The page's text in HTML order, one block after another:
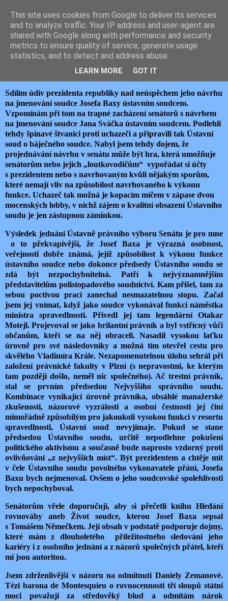
JEMELIK ZDENĚK
pátek 26. května 2023
POČTENÍČKO PRO SENÁTORY
Sdílím údiv prezidenta republiky nad neúspěchem jeho návrhu
na jmenování soudce Josefa Baxy ústavním soudcem.
Vzpomínám při tom na trapné zacházení senátorů s návrhem
na jmenování soudce Jana Sváčka ústavním soudcem. Podlehli
tehdy špinavé štvanici proti uchazeči a připravili tak Ústavní
soud o báječného soudce. Nabyl jsem tehdy dojem, že
projednávání návrhu v senátu může být hra, která umožňuje
senátorům nebo jejich „loutkovodičům“ vypořádat si účty
s prezidentem nebo s navrhovaným kvůli nějakým sporům,
které nemají vliv na způsobilost navrhovaného k výkonu
funkce. Uchazeč tak možná je kopacím míčem v zápase dvou
mocenských lobby, v nichž zájem o kvalitní obsazení Ústavního
soudu je jen zástupnou záminkou.
Výsledek jednání Ústavně právního výboru Senátu je pro mne
o to překvapivější, že Josef Baxa je výrazná osobnost,
veřejnosti dobře známá, jejíž způsobilost k výkonu funkce
ústavního soudce nebo dokonce předsedy Ústavního soudu se
zdá být nezpochybnitelná. Patří k nejvýznamnějším
představitelům polistopadového soudnictví. Kam přišel, tam za
sebou poctivou prací zanechal nesmazatelnou stopu. Začal
jsem jej vnímat, když jako soudce vykonával funkci náměstka
ministra spravedlnosti. Přivedl jej tam legendární Otakar
Motejl. Projevoval se jako brilantní právník a byl vstřícný vůči
občanům, kteří se na něj obraceli. Nasadil vysokou laťku
úrovně pro své následovníky a možná tím otevřel cestu pro
skvělého Vladimíra Krále. Nezapomenutelnou úlohu sehrál při
založení právnické fakulty v Plzni (s nepravostmi, ke kterým
tam později došlo, neměl nic společného). Ač trestní právník,
stal se prvním předsedou Nejvyššího správního soudu.
Kombinace vynikající úrovně právníka, obsáhlé manažerské
zkušenosti, názorové vyzrálosti a osobní čestnosti jej činí
mimořádně způsobilým pro jakoukoli vysokou funkci v resortu
spravedlnosti, Ústavní soud nevyjímaje. Pokud se stane
předsedou Ústavního soudu, určitě nepodlehne pokušení
politického aktivismu a současně bude naprosto vzdorný proti
ovlivňování „z nejvyšších míst“. Být prezidentem a chtěje mít
v čele Ústavního soudu povolného vykonavatele přání, Josefa
Baxu bych nejmenoval. Ovšem o jeho soudcovské spolehlivosti
bych nepochyboval.
Senátorům vřele doporučuji, aby si přečetli knihu Hledání
rovnováhy aneb Život soudce, kterou Josef Baxa sepsal
s Tomášem Němečkem. Její obsah v podstatě podporuje dojmy,
které mám z dlouholetého příležitostného sledování jeho
kariéry i z osobního jednání a z názorů společných přátel, kteří
mi jsou autoritou.
Jsem zdrženlivější v názoru na odmítnutí Daniely Zemanové.
Tézi barona de Montesquieu o rovnocennosti tří sloupů státní
moci považuji za středověký blud a odmítám nárok
This site uses cookies from Google to deliver its services
and to analyze traffic. Your IP address and user-agent are
shared with Google along with performance and security
metrics to ensure quality of service, generate usage
statistics, and to detect and address abuse.
LEARN MORE GOT IT